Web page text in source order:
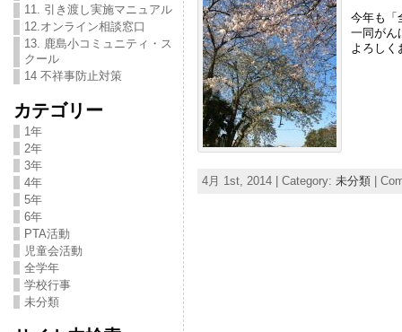
11. 引き渡し実施マニュアル
12.オンライン相談窓口
13. 鹿島小コミュニティ・ス
クール
14 不祥事防止対策
カテゴリー
1年
2年
3年
4年
5年
6年
PTA活動
児童会活動
全学年
学校行事
未分類
今年も「
一同がん
よろしく
4月 1st, 2014 | Category: 未分類|